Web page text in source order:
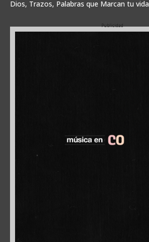
Dios, Trazos, Palabras que Marcan tu vida
Publicidad